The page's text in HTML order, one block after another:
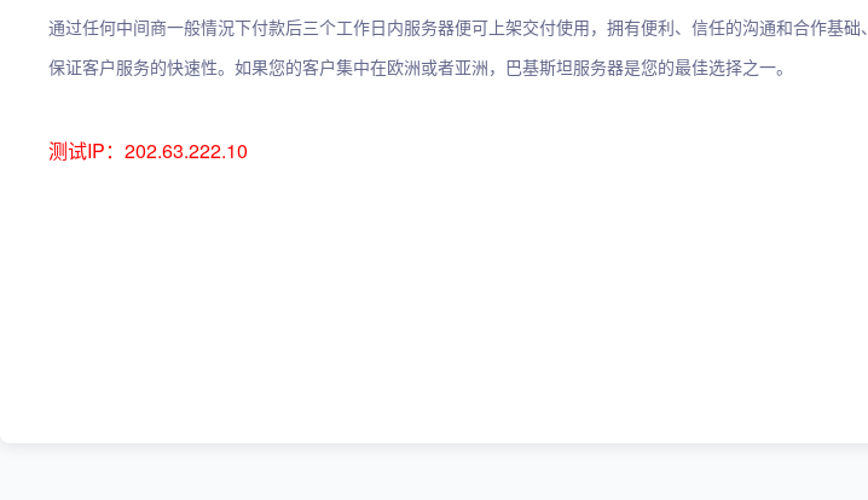
通过任何中间商一般情況下付款后三个工作日内服务器便可上架交付使用，拥有便利、信任的沟通和合作基础、
保证客户服务的快速性。如果您的客户集中在欧洲或者亚洲，巴基斯坦服务器是您的最佳选择之一。
测试IP：202.63.222.10